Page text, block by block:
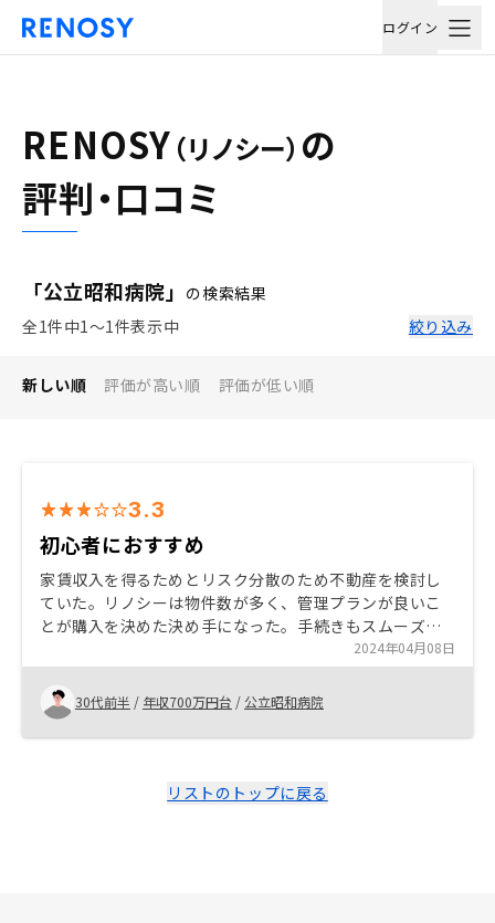
ログイン
RENOSY （リノシー） の
評判・口コミ
「公立昭和病院」 の検索結果
全1件中1〜1件表示中
絞り込み
新しい順 評価が高い順 評価が低い順
3.3
初心者におすすめ
家賃収入を得るためとリスク分散のため不動産を検討し
ていた。リノシーは物件数が多く、管理プランが良いこ
とが購入を決めた決め手になった。手続きもスムーズで
ありアプリも使いやすい。不動産ベテランの方は不動産
に慣れていて自分でできることが多いので手数料が勿体
なく感じるかもしれないが、初心者にはとても良いサー
2024年04月08日
30代前半 / 年収700万円台 / 公立昭和病院
リストのトップに戻る